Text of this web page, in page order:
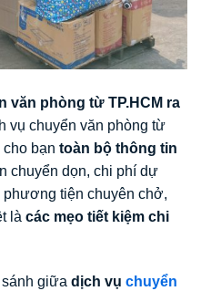
văn phòng từ TP.HCM ra
vụ chuyển văn phòng từ
bạn toàn bộ thông tin
chuyển dọn, chi phí dự
phương tiện chuyên chở,
là các mẹo tiết kiệm chi
sánh giữa dịch vụ chuyển